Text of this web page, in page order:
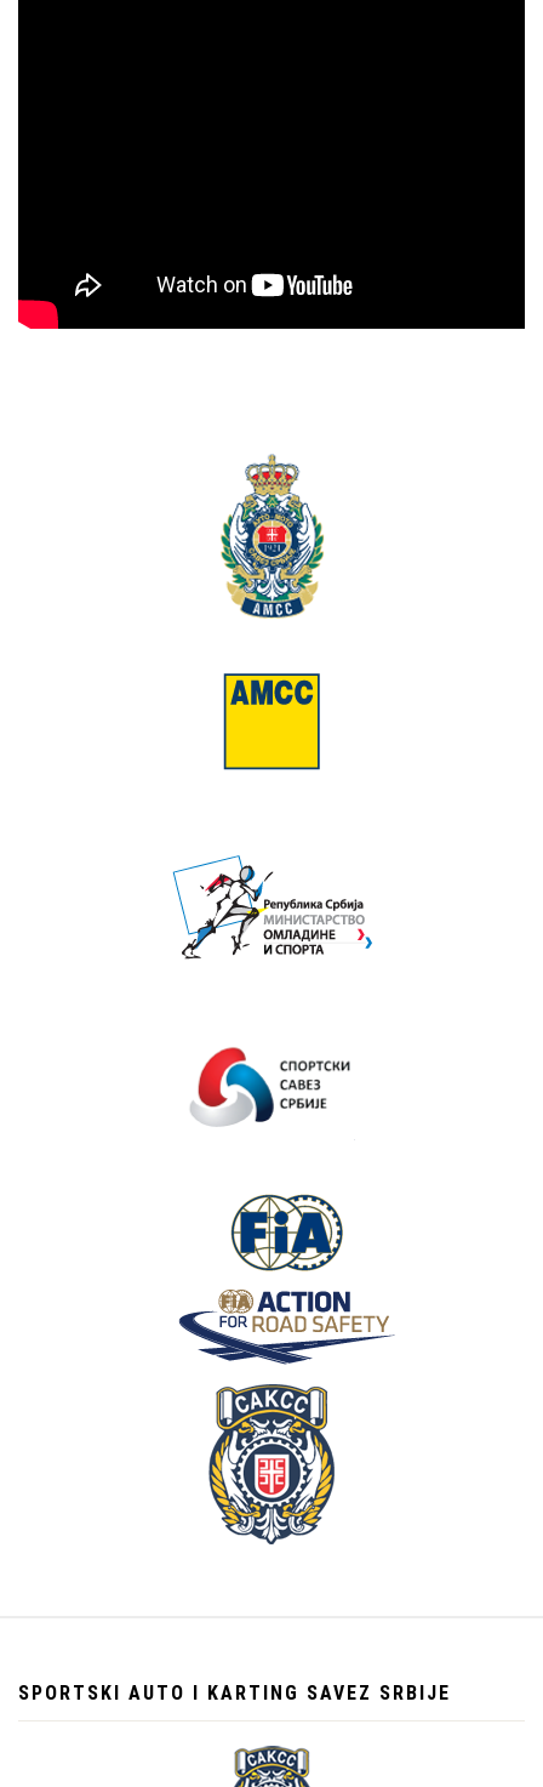
SPORTSKI AUTO I KARTING SAVEZ SRBIJE